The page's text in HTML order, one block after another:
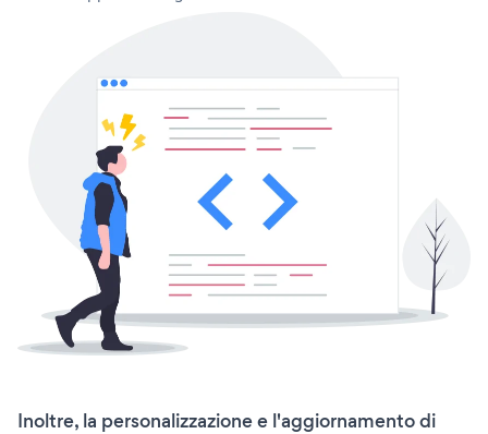
Inoltre, la personalizzazione e l'aggiornamento di